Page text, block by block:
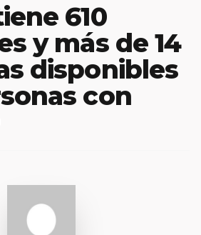
610
y más de 14
disponibles
con